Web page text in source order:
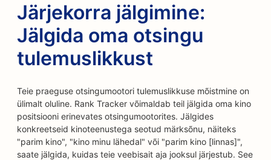
Järjekorra jälgimine:
Jälgida oma otsingu
tulemuslikkust
Teie praeguse otsingumootori tulemuslikkuse mõistmine on
ülimalt oluline. Rank Tracker võimaldab teil jälgida oma kino
positsiooni erinevates otsingumootorites. Jälgides
konkreetseid kinoteenustega seotud märksõnu, näiteks
"parim kino", "kino minu lähedal" või "parim kino [linnas]",
saate jälgida, kuidas teie veebisait aja jooksul järjestub. See